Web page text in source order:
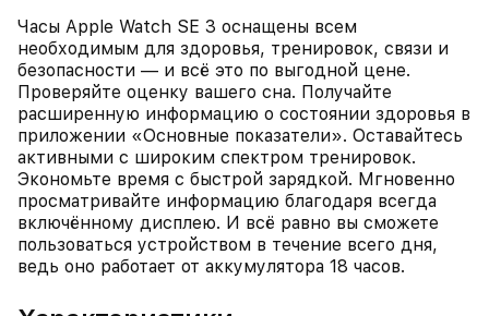
Часы Apple Watch SE 3 оснащены всем
необходимым для здоровья, тренировок, связи и
безопасности — и всё это по выгодной цене.
Проверяйте оценку вашего сна. Получайте
расширенную информацию о состоянии здоровья в
приложении «Основные показатели». Оставайтесь
активными с широким спектром тренировок.
Экономьте время с быстрой зарядкой. Мгновенно
просматривайте информацию благодаря всегда
включённому дисплею. И всё равно вы сможете
пользоваться устройством в течение всего дня,
ведь оно работает от аккумулятора 18 часов.